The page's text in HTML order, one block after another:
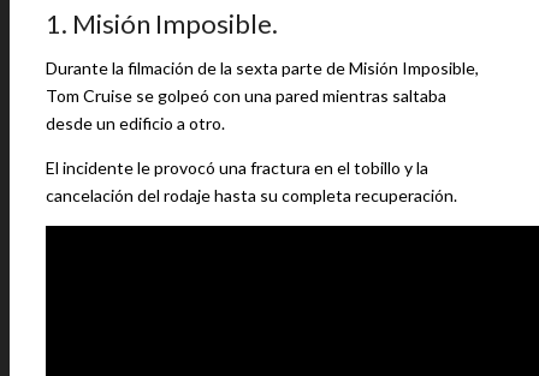
1. Misión Imposible.
Durante la filmación de la sexta parte de Misión Imposible,
Tom Cruise se golpeó con una pared mientras saltaba
desde un edificio a otro.
El incidente le provocó una fractura en el tobillo y la
cancelación del rodaje hasta su completa recuperación.